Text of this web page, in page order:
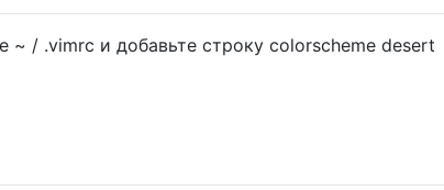
~ / .vimrc и добавьте строку colorscheme desert